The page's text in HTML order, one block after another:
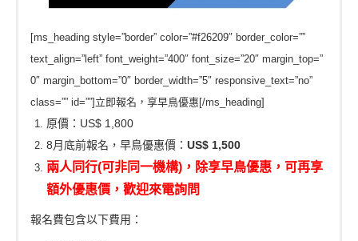
[ms_heading style=”border” color=”#f26209″ border_color=””
text_align=”left” font_weight=”400″ font_size=”20″ margin_top=”
0″ margin_bottom=”0″ border_width=”5″ responsive_text=”no”
class=”” id=””]立即報名，享早鳥優惠[/ms_heading]
原價：US$ 1,800
8月底前報名，早鳥優惠價： US$ 1,500
兩人同行(可非同一機構)，除享早鳥優惠，可再享
額外優惠價，歡迎來電詢問
報名費包含以下費用：